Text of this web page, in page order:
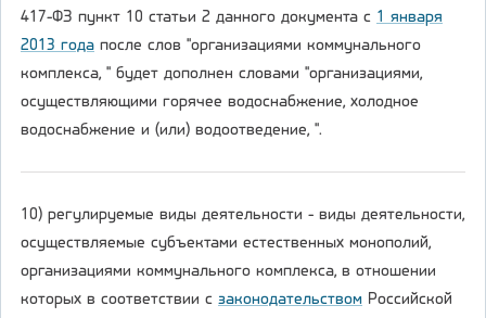
417-ФЗ пункт 10 статьи 2 данного документа с 1 января
2013 года после слов "организациями коммунального
комплекса, " будет дополнен словами "организациями,
осуществляющими горячее водоснабжение, холодное
водоснабжение и (или) водоотведение, ".
10) регулируемые виды деятельности - виды деятельности,
осуществляемые субъектами естественных монополий,
организациями коммунального комплекса, в отношении
которых в соответствии с законодательством Российской